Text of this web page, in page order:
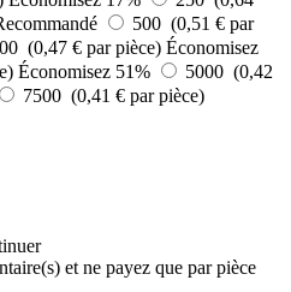
500 (0,51 € par
(0,47 € par pièce) Économisez
Économisez 51%
5000 (0,42
7500 (0,41 € par pièce)
et ne payez que par pièce